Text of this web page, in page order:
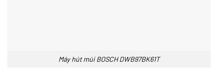
Máy hút mùi BOSCH DWB97BK61T